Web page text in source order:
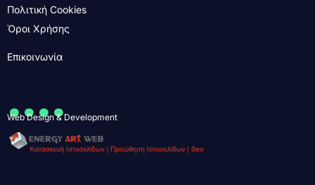
Πολιτική Cookies
Όροι Χρήσης
Επικοινωνία
....
Web Design & Development